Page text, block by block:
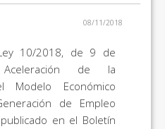
08/11/2018
10/2018, de 9 de
de la
Modelo Económico
de Empleo
en el Boletín